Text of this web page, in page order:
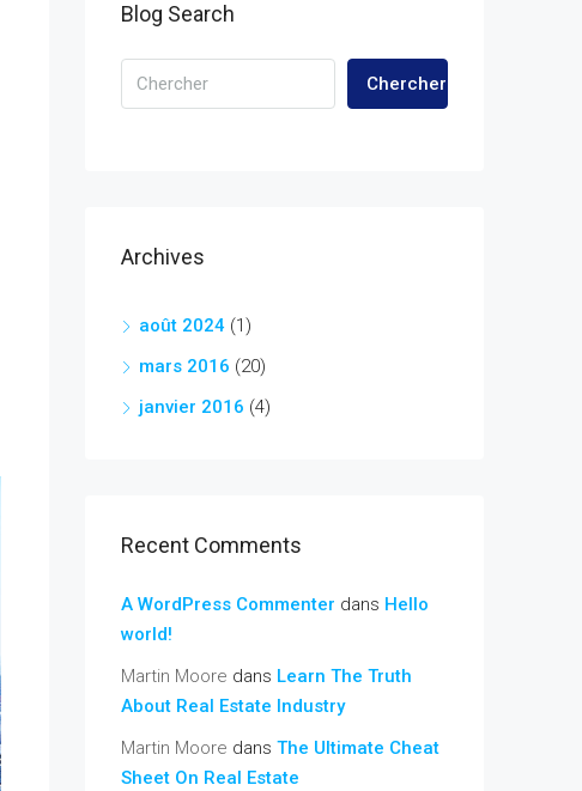
Blog Search
Chercher
Archives
août 2024 (1)
mars 2016 (20)
janvier 2016 (4)
Recent Comments
A WordPress Commenter dans Hello
world!
Martin Moore dans Learn The Truth
About Real Estate Industry
Martin Moore dans The Ultimate Cheat
Sheet On Real Estate